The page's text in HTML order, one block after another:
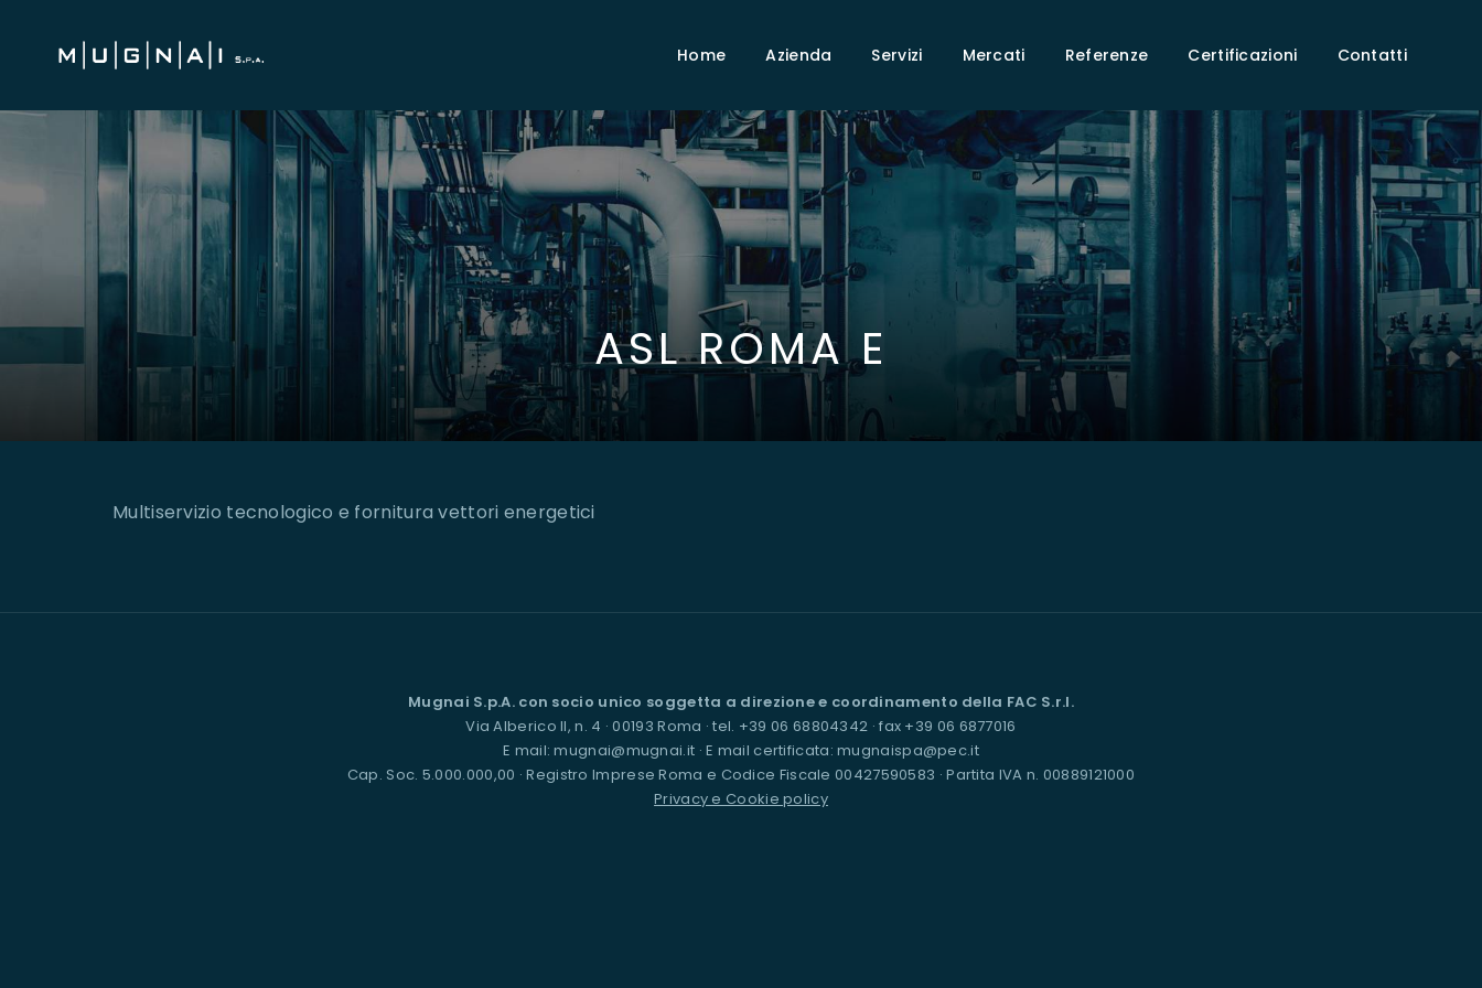
Home Azienda Servizi Mercati Referenze Certificazioni Contatti
ASL ROMA E
Multiservizio tecnologico e fornitura vettori energetici
Mugnai S.p.A. con socio unico soggetta a direzione e coordinamento della FAC S.r.l.
Via Alberico II, n. 4 · 00193 Roma · tel. +39 06 68804342 · fax +39 06 6877016
E mail: mugnai@mugnai.it · E mail certificata: mugnaispa@pec.it
Cap. Soc. 5.000.000,00 · Registro Imprese Roma e Codice Fiscale 00427590583 · Partita IVA n. 00889121000
Privacy e Cookie policy